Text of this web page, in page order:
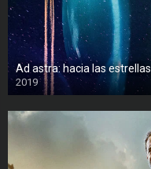
Ad astra: hacia las estrellas
2019